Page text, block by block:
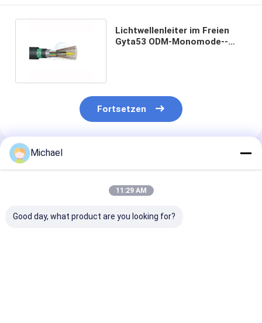
Lichtwellenleiter im Freien
Gyta53 ODM-Monomode--
Fortsetzen
Empfohlene Produkte
Michael
11:29 AM
Good day, what product are you looking for?